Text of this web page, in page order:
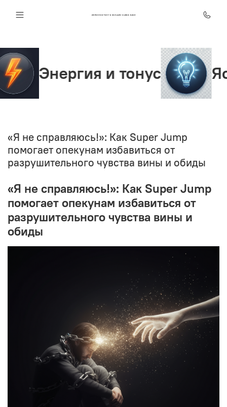
ИНТЕЛЛЕКТ КЛУБ ОНЛАЙН SUPER JUMP
Энергия и тонус
«Я не справляюсь!»: Как Super Jump
помогает опекунам избавиться от
разрушительного чувства вины и обиды
«Я не справляюсь!»: Как Super Jump
помогает опекунам избавиться от
разрушительного чувства вины и
обиды